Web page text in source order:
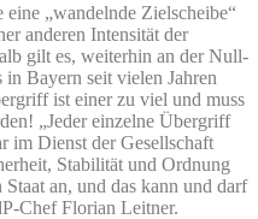
„wandelnde Zielscheibe“
anderen Intensität der
gilt es, weiterhin an der Null-
Bayern seit vielen Jahren
ist einer zu viel und muss
„Jeder einzelne Übergriff
im Dienst der Gesellschaft
Stabilität und Ordnung
an, und das kann und darf
Chef Florian Leitner.